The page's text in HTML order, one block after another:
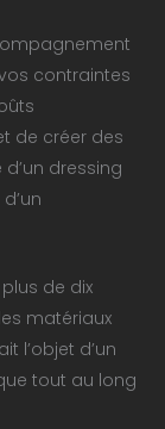
contraintes
de créer des
dressing
de dix
matériaux
l’objet d’un
tout au long